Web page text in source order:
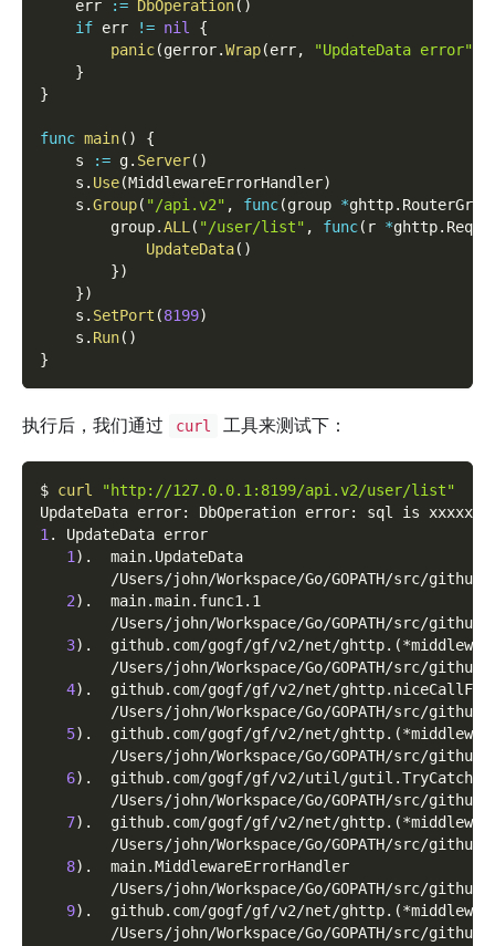
    err
:= DbOperation( )
if err != nil
{
panic(gerror.Wrap(err, "UpdateData error"
}
}
func main( )
{
    s
:= g. Server( )
    s
. Use(MiddlewareErrorHandler)
    s
.Group( "/api.v2" , func(group *ghttp.
        group
.ALL ( "/user/list" , func( r *ghttp.
UpdateData( )
})
})
    s
. SetPort (8199)
    s
. Run( )
}
执行后，我们通过 curl 工具来测试下：
$ curl
"http://127.0.0.1:8199/api.v2/user/list"
UpdateData error: DbOperation error: sql is xxxxxxx
1 . UpdateData error
1 ) .  main.UpdateData
/Users/john/Workspace/Go/GOPATH/src/
2) .  main.main.func1.1
/Users/john/Workspace/Go/GOPATH/src/
3) .  github.com/gogf/gf/v2/net/ghttp. (
/Users/john/Workspace/Go/GOPATH/src/
4) .  github.com/gogf/gf/v2/net/
/Users/john/Workspace/Go/GOPATH/src/
5) .  github.com/gogf/gf/v2/net/ghttp. (
/Users/john/Workspace/Go/GOPATH/src/
6) .  github.com/gogf/gf/v2/util/gutil.TryCatch
/Users/john/Workspace/Go/GOPATH/src/
7) .  github.com/gogf/gf/v2/net/ghttp. (
/Users/john/Workspace/Go/GOPATH/src/
8) .  main.MiddlewareErrorHandler
/Users/john/Workspace/Go/GOPATH/src/
9) .  github.com/gogf/gf/v2/net/ghttp. (
/Users/john/Workspace/Go/GOPATH/src/